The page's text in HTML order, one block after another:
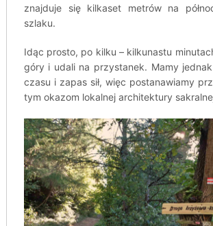
znajduje się kilkaset metrów na
szlaku.
Idąc prosto, po kilku – kilkunastu
góry i udali na przystanek. Mamy
czasu i zapas sił, więc postanawiamy
tym okazom lokalnej architektury